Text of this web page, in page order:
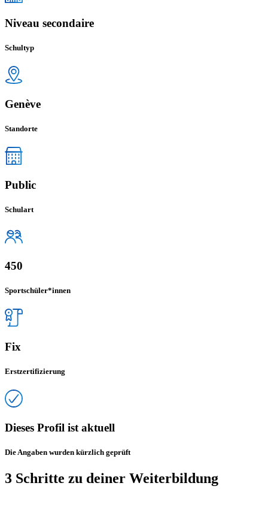
Niveau secondaire
Schultyp
Genève
Standorte
Public
Schulart
450
Sportschüler*innen
Fix
Erstzertifizierung
Dieses Profil ist aktuell
Die Angaben wurden kürzlich geprüft
3 Schritte zu deiner Weiterbildung